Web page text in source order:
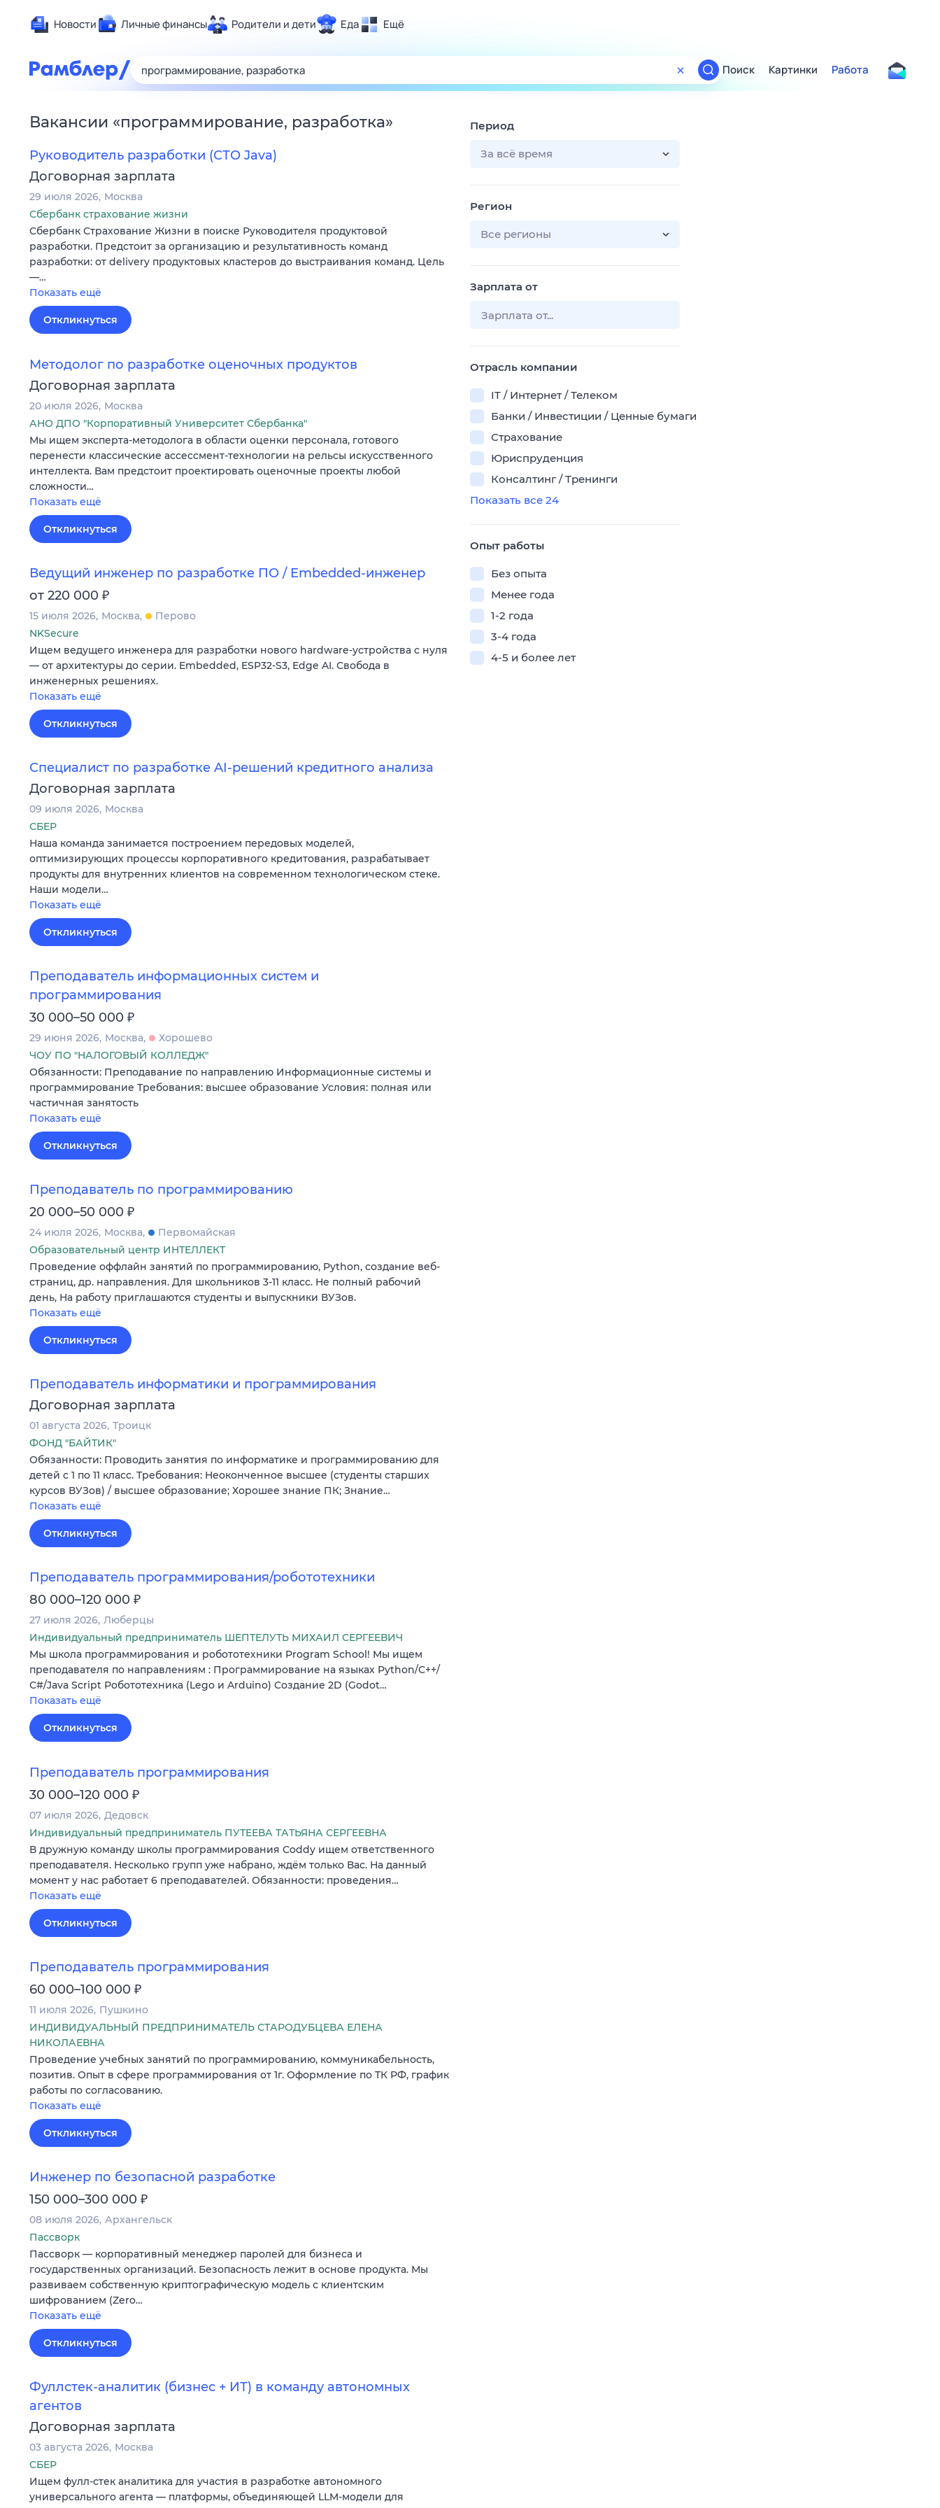
Новости Личные финансы Родители и дети Еда Ещё
Здоровье
Развлечения и отдых
Спорт
Карьера
Сберегаем вместе
Гороскопы
Поиск
ТВ-программа
Поиск Картинки Работа
Вакансии «программирование, разработка»
Руководитель разработки (СТО Java)
Договорная зарплата
29 июля 2026 Москва
Сбербанк страхование жизни
Сбербанк Страхование Жизни в поиске Руководителя продуктовой
разработки. Предстоит за организацию и результативность команд
разработки: от delivery продуктовых кластеров до выстраивания команд. Цель
—…
Показать ещё
Откликнуться
Методолог по разработке оценочных продуктов
Договорная зарплата
20 июля 2026 Москва
АНО ДПО "Корпоративный Университет Сбербанка"
Мы ищем эксперта-методолога в области оценки персонала, готового
перенести классические ассессмент-технологии на рельсы искусственного
интеллекта. Вам предстоит проектировать оценочные проекты любой
сложности…
Показать ещё
Откликнуться
Ведущий инженер по разработке ПО / Embedded-инженер
от 220 000 ₽
15 июля 2026 Москва
Перово
NKSecure
Ищем ведущего инженера для разработки нового hardware-устройства с нуля
— от архитектуры до серии. Embedded, ESP32-S3, Edge AI. Свобода в
инженерных решениях.
Показать ещё
Откликнуться
Специалист по разработке AI-решений кредитного анализа
Договорная зарплата
09 июля 2026 Москва
СБЕР
Наша команда занимается построением передовых моделей,
оптимизирующих процессы корпоративного кредитования, разрабатывает
продукты для внутренних клиентов на современном технологическом стеке.
Наши модели…
Показать ещё
Откликнуться
Преподаватель информационных систем и
программирования
30 000–50 000 ₽
29 июня 2026 Москва
Хорошево
ЧОУ ПО "НАЛОГОВЫЙ КОЛЛЕДЖ"
Обязанности: Преподавание по направлению Информационные системы и
программирование Требования: высшее образование Условия: полная или
частичная занятость
Показать ещё
Откликнуться
Преподаватель по программированию
20 000–50 000 ₽
24 июля 2026 Москва
Первомайская
Образовательный центр ИНТЕЛЛЕКТ
Проведение оффлайн занятий по программированию, Python, создание веб-
страниц, др. направления. Для школьников 3-11 класс. Не полный рабочий
день, На работу приглашаются студенты и выпускники ВУЗов.
Показать ещё
Откликнуться
Преподаватель информатики и программирования
Договорная зарплата
01 августа 2026 Троицк
ФОНД "БАЙТИК"
Обязанности: Проводить занятия по информатике и программированию для
детей с 1 по 11 класс. Требования: Неоконченное высшее (студенты старших
курсов ВУЗов) / высшее образование; Хорошее знание ПК; Знание…
Показать ещё
Откликнуться
Преподаватель программирования/робототехники
80 000–120 000 ₽
27 июля 2026 Люберцы
Индивидуальный предприниматель ШЕПТЕЛУТЬ МИХАИЛ СЕРГЕЕВИЧ
Mы школа программирования и робототехники Program School! Мы ищем
преподавателя по направлениям : Программирование на языках Python/С++/
С#/Java Script Робототехника (Lego и Arduino) Создание 2D (Godot…
Показать ещё
Откликнуться
Преподаватель программирования
30 000–120 000 ₽
07 июля 2026 Дедовск
Индивидуальный предприниматель ПУТЕЕВА ТАТЬЯНА СЕРГЕЕВНА
В дружную команду школы программирования Coddy ищем ответственного
преподавателя. Несколько групп уже набрано, ждём только Вас. На данный
момент у нас работает 6 преподавателей. Обязанности: проведения…
Показать ещё
Откликнуться
Преподаватель программирования
60 000–100 000 ₽
11 июля 2026 Пушкино
ИНДИВИДУАЛЬНЫЙ ПРЕДПРИНИМАТЕЛЬ СТАРОДУБЦЕВА ЕЛЕНА
НИКОЛАЕВНА
Проведение учебных занятий по программированию, коммуникабельность,
позитив. Опыт в сфере программирования от 1г. Оформление по ТК РФ, график
работы по согласованию.
Показать ещё
Откликнуться
Инженер по безопасной разработке
150 000–300 000 ₽
08 июля 2026 Архангельск
Пассворк
Пассворк — корпоративный менеджер паролей для бизнеса и
государственных организаций. Безопасность лежит в основе продукта. Мы
развиваем собственную криптографическую модель с клиентским
шифрованием (Zero…
Показать ещё
Откликнуться
Фуллстек-аналитик (бизнес + ИТ) в команду автономных
агентов
Договорная зарплата
03 августа 2026 Москва
СБЕР
Ищем фулл-стек аналитика для участия в разработке автономного
универсального агента — платформы, объединяющей LLM-модели для
Период
За всё время
Регион
Все регионы
Зарплата от
Отрасль компании
IT / Интернет / Телеком
Банки / Инвестиции / Ценные бумаги
Страхование
Юриспруденция
Консалтинг / Тренинги
Показать все 24
Опыт работы
Без опыта
Менее года
1-2 года
3-4 года
4-5 и более лет